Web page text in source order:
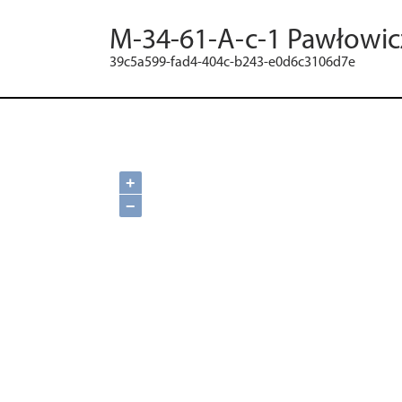
M-34-61-A-c-1
39c5a599-fad4-404c-b243-e0d6c3106d7e
+
−